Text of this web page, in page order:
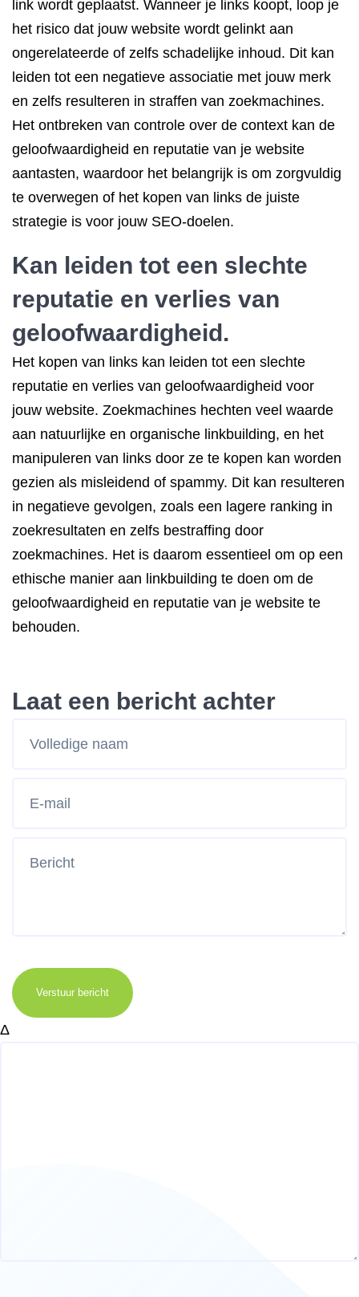
link wordt geplaatst. Wanneer je links koopt, loop je
het risico dat jouw website wordt gelinkt aan
ongerelateerde of zelfs schadelijke inhoud. Dit kan
leiden tot een negatieve associatie met jouw merk
en zelfs resulteren in straffen van zoekmachines.
Het ontbreken van controle over de context kan de
geloofwaardigheid en reputatie van je website
aantasten, waardoor het belangrijk is om zorgvuldig
te overwegen of het kopen van links de juiste
strategie is voor jouw SEO-doelen.
Kan leiden tot een slechte
reputatie en verlies van
geloofwaardigheid.
Het kopen van links kan leiden tot een slechte
reputatie en verlies van geloofwaardigheid voor
jouw website. Zoekmachines hechten veel waarde
aan natuurlijke en organische linkbuilding, en het
manipuleren van links door ze te kopen kan worden
gezien als misleidend of spammy. Dit kan resulteren
in negatieve gevolgen, zoals een lagere ranking in
zoekresultaten en zelfs bestraffing door
zoekmachines. Het is daarom essentieel om op een
ethische manier aan linkbuilding te doen om de
geloofwaardigheid en reputatie van je website te
behouden.
Laat een bericht achter
Verstuur bericht
Δ